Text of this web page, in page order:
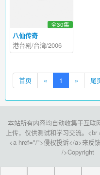
八仙传奇
全30集
港台剧/台湾/2006
首页 « 1 » 尾
本站所有内容均自动收集于互联
上传，仅供测试和学习交流。
<a href="/">侵权投诉</a>来反
/>Copyright